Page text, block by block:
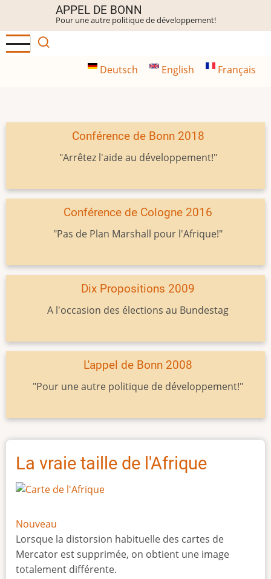
contenu
principal
APPEL DE BONN
Pour une autre politique de développement!
Deutsch English Français
Conférence de Bonn 2018
"Arrêtez l'aide au développement!"
Conférence de Cologne 2016
"Pas de Plan Marshall pour l'Afrique!"
Dix Propositions 2009
A l'occasion des élections au Bundestag
L'appel de Bonn 2008
"Pour une autre politique de développement!"
La vraie taille de l'Afrique
Nouveau
Lorsque la distorsion habituelle des cartes de
Mercator est supprimée, on obtient une image
totalement différente.